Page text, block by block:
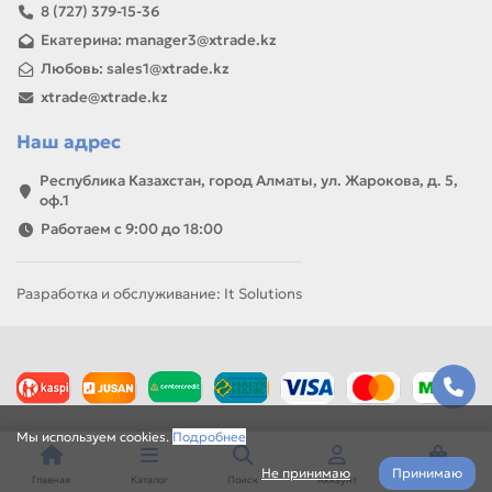
Мы используем cookies. Подробнее
Не принимаю Принимаю
8 (727) 379-15-36
Екатерина: manager3@xtrade.kz
Любовь: sales1@xtrade.kz
xtrade@xtrade.kz
Наш адрес
Республика Казахстан, город Алматы, ул. Жарокова, д. 5,
оф.1
Работаем с 9:00 до 18:00
Разработка и обслуживание: It Solutions
Главная Каталог Поиск Аккаунт Корзина